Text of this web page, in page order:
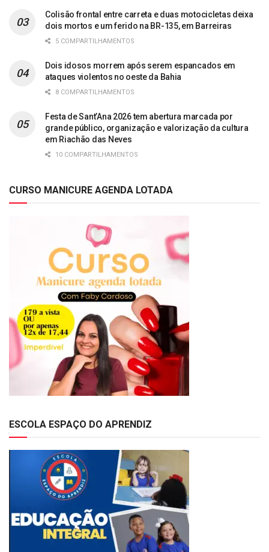
Colisão frontal entre carreta e duas motocicletas deixa
dois mortos e um ferido na BR-135, em Barreiras
5 COMPARTILHAMENTOS
Dois idosos morrem após serem espancados em
ataques violentos no oeste da Bahia
8 COMPARTILHAMENTOS
Festa de Sant’Ana 2026 tem abertura marcada por
grande público, organização e valorização da cultura
em Riachão das Neves
10 COMPARTILHAMENTOS
CURSO MANICURE AGENDA LOTADA
ESCOLA ESPAÇO DO APRENDIZ